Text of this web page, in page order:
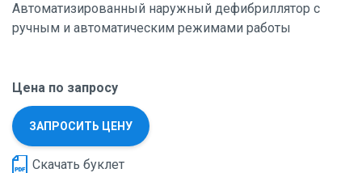
Автоматизированный наружный дефибриллятор c
ручным и автоматическим режимами работы
Цена по запросу
ЗАПРОСИТЬ ЦЕНУ
Скачать буклет